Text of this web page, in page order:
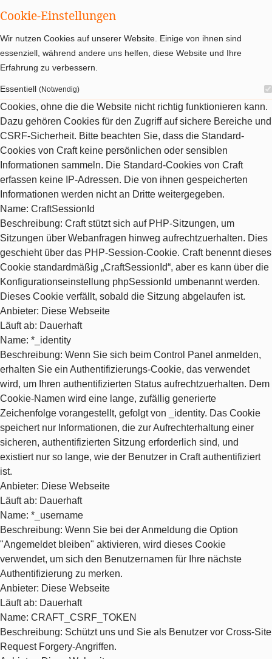
Cookie-Einstellungen
Wir nutzen Cookies auf unserer Website. Einige von ihnen sind
essenziell, während andere uns helfen, diese Website und Ihre
Erfahrung zu verbessern.
Essentiell (Notwendig)
Cookies, ohne die die Website nicht richtig funktionieren kann.
Dazu gehören Cookies für den Zugriff auf sichere Bereiche und
CSRF-Sicherheit. Bitte beachten Sie, dass die Standard-
Cookies von Craft keine persönlichen oder sensiblen
Informationen sammeln. Die Standard-Cookies von Craft
erfassen keine IP-Adressen. Die von ihnen gespeicherten
Informationen werden nicht an Dritte weitergegeben.
Name: CraftSessionId
Beschreibung: Craft stützt sich auf PHP-Sitzungen, um
Sitzungen über Webanfragen hinweg aufrechtzuerhalten. Dies
geschieht über das PHP-Session-Cookie. Craft benennt dieses
Cookie standardmäßig „CraftSessionId“, aber es kann über die
Konfigurationseinstellung phpSessionId umbenannt werden.
Dieses Cookie verfällt, sobald die Sitzung abgelaufen ist.
Anbieter: Diese Webseite
Läuft ab: Dauerhaft
Name: *_identity
Beschreibung: Wenn Sie sich beim Control Panel anmelden,
erhalten Sie ein Authentifizierungs-Cookie, das verwendet
wird, um Ihren authentifizierten Status aufrechtzuerhalten. Dem
Cookie-Namen wird eine lange, zufällig generierte
Zeichenfolge vorangestellt, gefolgt von _identity. Das Cookie
speichert nur Informationen, die zur Aufrechterhaltung einer
sicheren, authentifizierten Sitzung erforderlich sind, und
existiert nur so lange, wie der Benutzer in Craft authentifiziert
ist.
Anbieter: Diese Webseite
Läuft ab: Dauerhaft
Name: *_username
Beschreibung: Wenn Sie bei der Anmeldung die Option
"Angemeldet bleiben" aktivieren, wird dieses Cookie
verwendet, um sich den Benutzernamen für Ihre nächste
Authentifizierung zu merken.
Anbieter: Diese Webseite
Läuft ab: Dauerhaft
Name: CRAFT_CSRF_TOKEN
Beschreibung: Schützt uns und Sie als Benutzer vor Cross-Site
Request Forgery-Angriffen.